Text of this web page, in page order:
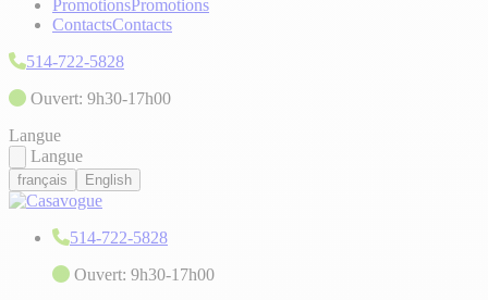
PromotionsPromotions
ContactsContacts
514-722-5828
Ouvert: 9h30-17h00
Langue
Langue
français English
514-722-5828
Ouvert: 9h30-17h00